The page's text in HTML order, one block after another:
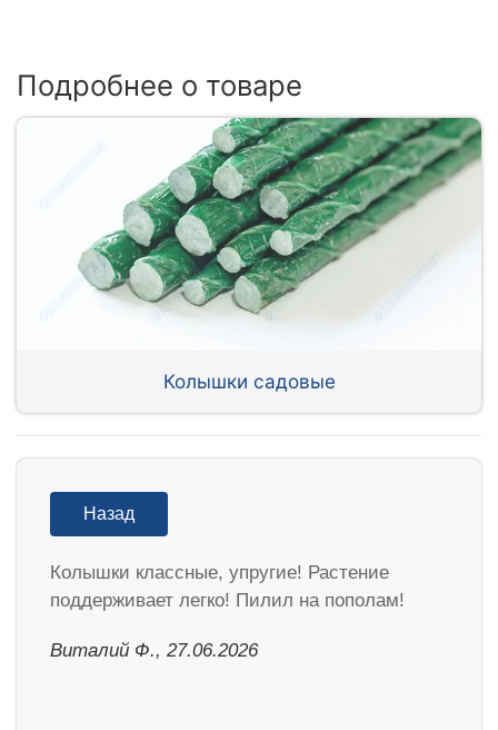
Подробнее о товаре
Колышки садовые
Назад
Колышки классные, упругие! Растение
поддерживает легко! Пилил на пополам!
Виталий Ф., 27.06.2026